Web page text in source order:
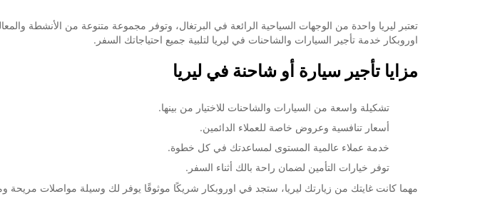
تعتبر ليريا واحدة من الوجهات السياحية الرائعة في البرتغال، وتوفر مجموعة متنوعة من الأنشطة
اوروبكار خدمة تأجير السيارات والشاحنات في ليريا لتلبية جميع احتياجاتك السفر.
مزايا تأجير سيارة أو شاحنة في ليريا
تشكيلة واسعة من السيارات والشاحنات للاختيار من بينها.
أسعار تنافسية وعروض خاصة للعملاء الدائمين.
خدمة عملاء عالمية المستوى لمساعدتك في كل خطوة.
توفر خيارات التأمين لضمان راحة بالك أثناء السفر.
مهما كانت غايتك من زيارتك ليريا، ستجد في اوروبكار شريكًا موثوقًا يوفر لك وسيلة مواصلات